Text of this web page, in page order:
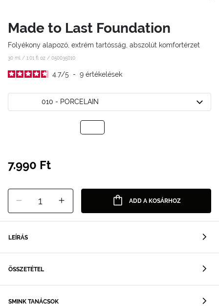
Made to Last Foundation
Folyékony alapozó, extrém tartósság, abszolút komfortérzet
30 ml / 1.01 fl oz / 050035010
4.7/5 - 9 értékelések
010 - PORCELAIN
7.990 Ft
1 ADD A KOSÁRHOZ
LEÍRÁS
ÖSSZETÉTEL
SMINK TANÁCSOK